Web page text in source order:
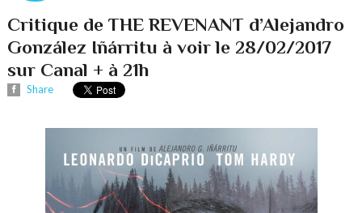
Critique de THE REVENANT d’Alejandro
González Iñárritu à voir le 28/02/2017
sur Canal + à 21h
Share